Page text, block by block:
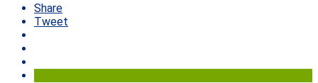
Share
Tweet